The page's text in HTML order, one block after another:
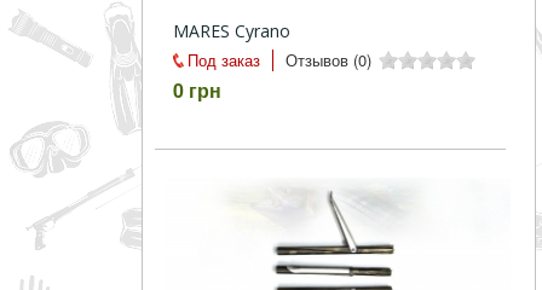
MARES Cyrano
Под заказ
Отзывов (0)
0 грн